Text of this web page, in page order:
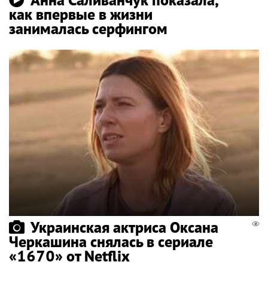
как впервые в жизни
занималась серфингом
Украинская актриса Оксана
Черкашина снялась в сериале
«1670» от Netflix